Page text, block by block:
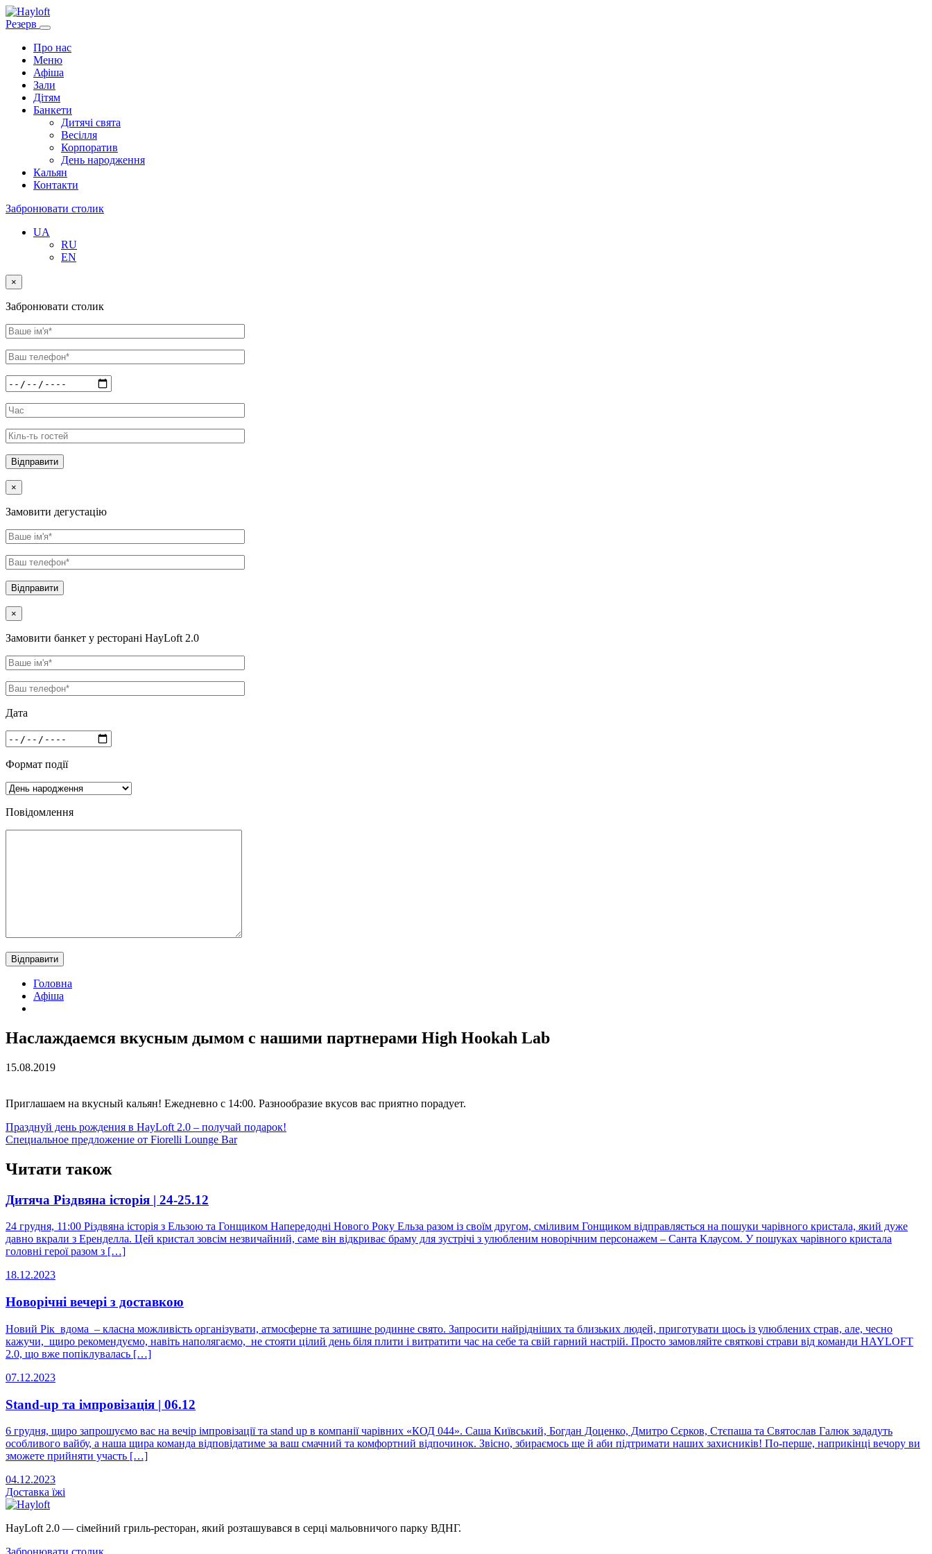
Резерв
Про нас
Меню
Афіша
Зали
Дітям
Банкети
Дитячі свята
Весілля
Корпоратив
День народження
Кальян
Контакти
Забронювати столик
UA
RU
EN
×
Забронювати столик
×
Замовити дегустацію
×
Замовити банкет у ресторані HayLoft 2.0
Дата
Формат події
Повідомлення
Головна
Афіша
Наслаждаемся вкусным дымом с нашими партнерами High Hookah Lab
15.08.2019
Приглашаем на вкусный кальян! Ежедневно с 14:00. Разнообразие вкусов вас приятно порадует.
Post
navigation
Празднуй день рождения в HayLoft 2.0 – получай подарок!
Специальное предложение от Fiorelli Lounge Bar
Читати також
Дитяча Різдвяна історія | 24-25.12
24 грудня, 11:00 Різдвяна історія з Ельзою та Гонщиком Напередодні Нового Року Ельза разом із своїм другом, сміливим Гонщиком відправляється на пошуки чарівного кристала, який дуже
давно вкрали з Еренделла. Цей кристал зовсім незвичайний, саме він відкриває браму для зустрічі з улюбленим новорічним персонажем – Санта Клаусом. У пошуках чарівного кристала
головні герої разом з […]
18.12.2023
Новорічні вечері з доставкою
Новий Рік вдома – класна можливість організувати, атмосферне та затишне родинне свято. Запросити найрідніших та близьких людей, приготувати щось із улюблених страв, але, чесно
кажучи, щиро рекомендуємо, навіть наполягаємо, не стояти цілий день біля плити і витратити час на себе та свій гарний настрій. Просто замовляйте святкові страви від команди HAYLOFT
2.0, що вже попіклувалась […]
07.12.2023
Stand-up та імпровізація | 06.12
6 грудня, щиро запрошуємо вас на вечір імпровізації та stand up в компанії чарівних «КОД 044». Саша Київський, Богдан Доценко, Дмитро Сєрков, Стєпаша та Святослав Галюк зададуть
особливого вайбу, а наша щира команда відповідатиме за ваш смачний та комфортний відпочинок. Звісно, збираємось ще й аби підтримати наших захисників! По-перше, наприкінці вечору ви
зможете прийняти участь […]
04.12.2023
Доставка їжі
HayLoft 2.0 — сімейний гриль-ресторан, який розташувався в серці мальовничого парку ВДНГ.